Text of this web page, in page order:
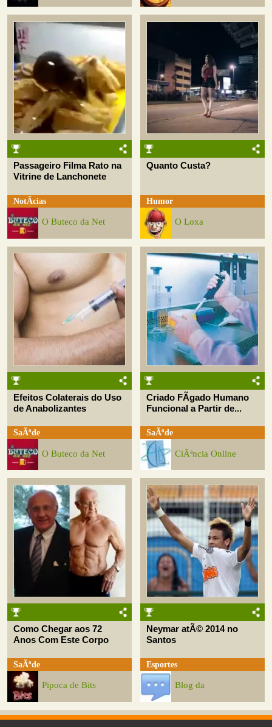
Passageiro Filma Rato na
Vitrine de Lanchonete
NotÃ­cias
O Buteco da Net
Quanto Custa?
Humor
O Loxa
Efeitos Colaterais do Uso
de Anabolizantes
SaÃºde
O Buteco da Net
Criado FÃ­gado Humano
Funcional a Partir de...
SaÃºde
CiÃªncia Online
Como Chegar aos 72
Anos Com Este Corpo
SaÃºde
Pipoca de Bits
Neymar atÃ© 2014 no
Santos
Esportes
Blog da